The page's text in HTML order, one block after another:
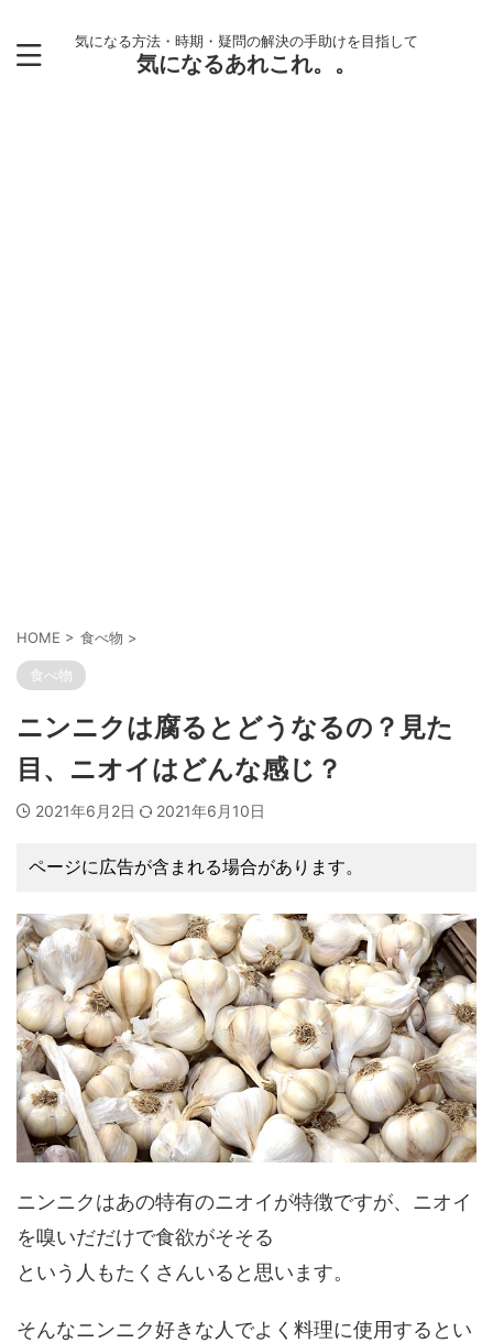
気になる方法・時期・疑問の解決の手助けを目指して
気になるあれこれ。。
HOME > 食べ物 >
食べ物
ニンニクは腐るとどうなるの？見た
目、ニオイはどんな感じ？
2021年6月2日 2021年6月10日
ページに広告が含まれる場合があります。
ニンニクはあの特有のニオイが特徴ですが、ニオイ
を嗅いだだけで食欲がそそる
という人もたくさんいると思います。
そんなニンニク好きな人でよく料理に使用するとい